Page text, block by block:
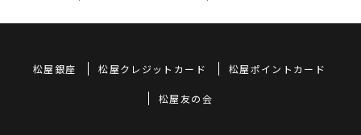
松屋銀座 松屋クレジットカード 松屋ポイントカード
松屋友の会